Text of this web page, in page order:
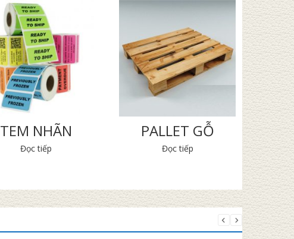
TEM NHÃN
Đọc tiếp
PALLET GỖ
Đọc tiếp